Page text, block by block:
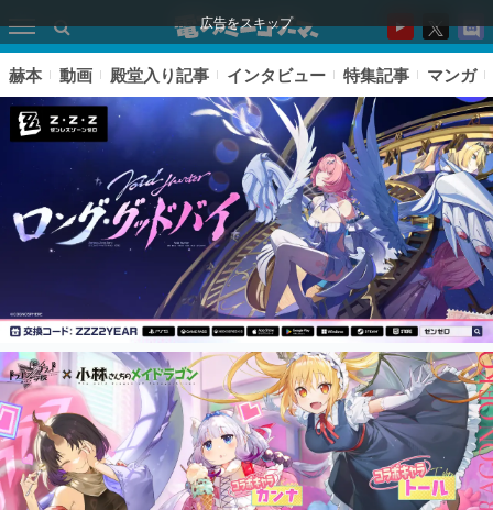
広告をスキップ
ピックアップ
電ファミのいま読まれている記事ランキング
アプリセール情報
赫本 動画 殿堂入り記事 インタビュー 特集記事 マンガ